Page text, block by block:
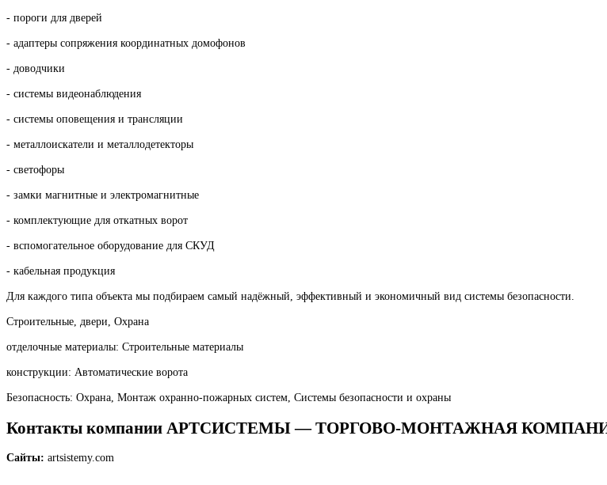
- пороги для дверей
- адаптеры сопряжения координатных домофонов
- доводчики
- системы видеонаблюдения
- системы оповещения и трансляции
- металлоискатели и металлодетекторы
- светофоры
- замки магнитные и электромагнитные
- комплектующие для откатных ворот
- вспомогательное оборудование для СКУД
- кабельная продукция
Для каждого типа объекта мы подбираем самый надёжный, эффективный и экономичный вид системы безопасности.
Строительные, двери, Охрана
отделочные материалы: Строительные материалы
конструкции: Автоматические ворота
Безопасность: Охрана, Монтаж охранно-пожарных систем, Системы безопасности и охраны
Контакты компании АРТСИСТЕМЫ — ТОРГОВО-МОНТАЖНАЯ
Сайты: artsistemy.com